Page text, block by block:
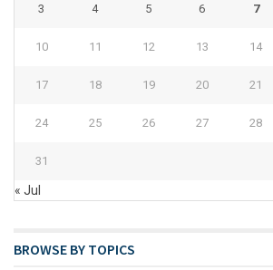
3 4 5 6 7
10 11 12 13 14
17 18 19 20 21
24 25 26 27 28
31
« Jul
BROWSE BY TOPICS